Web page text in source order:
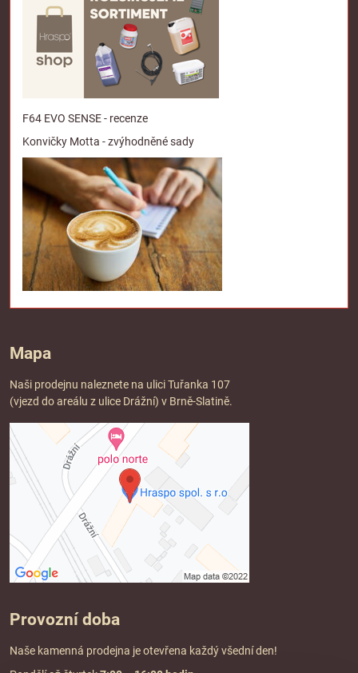
F64 EVO SENSE - recenze
Konvičky Motta - zvýhodněné sady
Mapa
Naši prodejnu naleznete na ulici Tuřanka 107
(vjezd do areálu z ulice Drážní) v Brně-Slatině.
Provozní doba
Naše kamenná prodejna je otevřena každý všední den!